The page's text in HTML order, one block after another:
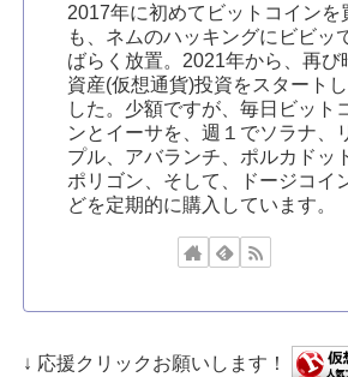
2017年に初めてビットコインを
も、ネムのハッキングにビビッ
ばらく放置。2021年から、再び
資産(仮想通貨)投資をスタートし
した。少額ですが、毎日ビット
ンとイーサを、週１でソラナ、
プル、アバランチ、ポルカドッ
ポリゴン、そして、ドージコイ
どを定期的に購入しています。
↓ 応援クリックお願いします！